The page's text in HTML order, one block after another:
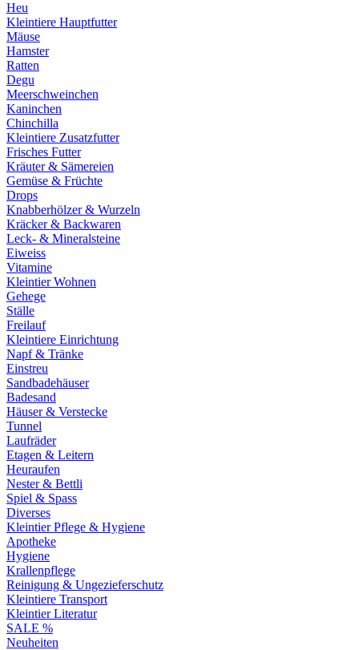
Heu
Kleintiere Hauptfutter
Mäuse
Hamster
Ratten
Degu
Meerschweinchen
Kaninchen
Chinchilla
Kleintiere Zusatzfutter
Frisches Futter
Kräuter & Sämereien
Gemüse & Früchte
Drops
Knabberhölzer & Wurzeln
Kräcker & Backwaren
Leck- & Mineralsteine
Eiweiss
Vitamine
Kleintier Wohnen
Gehege
Ställe
Freilauf
Kleintiere Einrichtung
Napf & Tränke
Einstreu
Sandbadehäuser
Badesand
Häuser & Verstecke
Tunnel
Laufräder
Etagen & Leitern
Heuraufen
Nester & Bettli
Spiel & Spass
Diverses
Kleintier Pflege & Hygiene
Apotheke
Hygiene
Krallenpflege
Reinigung & Ungezieferschutz
Kleintiere Transport
Kleintier Literatur
SALE %
Neuheiten